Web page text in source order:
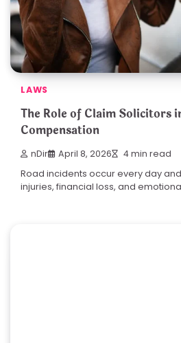
LAWS
The Role of Claim Solicitors
Compensation
nDir April 8, 2026 4 min read
Road incidents occur every day
injuries, financial loss, and